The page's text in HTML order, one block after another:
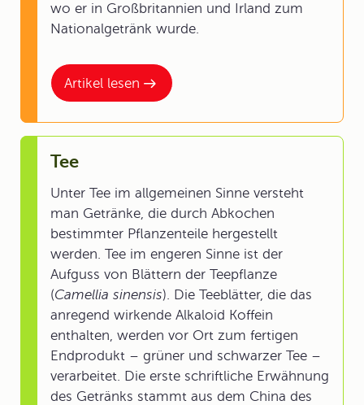
Artikel lesen
wo er in Großbritannien und Irland zum
Nationalgetränk wurde.
Tee
Unter Tee im allgemeinen Sinne versteht
man Getränke, die durch Abkochen
bestimmter Pflanzenteile hergestellt
werden. Tee im engeren Sinne ist der
Aufguss von Blättern der Teepflanze
(Camellia sinensis). Die Teeblätter, die das
anregend wirkende Alkaloid Koffein
enthalten, werden vor Ort zum fertigen
Endprodukt – grüner und schwarzer Tee –
verarbeitet. Die erste schriftliche Erwähnung
des Getränks stammt aus dem China des